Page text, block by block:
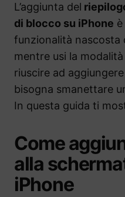
L’aggiunta del
di blocco su iPhone
funzionalità nascosta
mentre usi la
riuscire ad
bisogna smanettare
In questa guida ti
Come
alla
iPhone